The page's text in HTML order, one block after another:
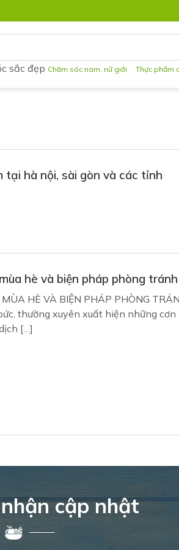
sắc đẹp Chăm sóc nam, nữ giới Thực phẩm
tại hà nội, sài gòn và các tỉnh
hè và biện pháp phòng tránh
HÈ VÀ BIỆN PHÁP PHÒNG
thường xuyên xuất hiện những cơn
[…]
cập nhật